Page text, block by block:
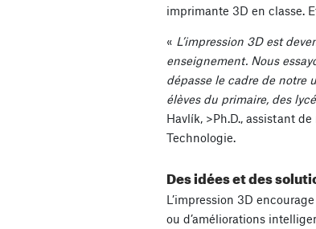
imprimante 3D en classe.
« L’impression 3D est
enseignement. Nous
dépasse le cadre de notre
élèves du primaire, des
Havlík, >Ph.D. , assistant
Technologie.
Des idées et des
L’impression 3D
ou d’améliorations